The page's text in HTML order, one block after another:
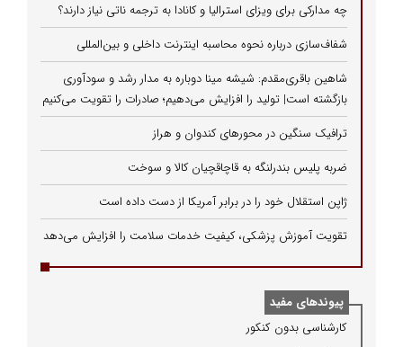
چه مدارکی برای ویزای استرالیا و کانادا به ترجمه ناتی نیاز دارند؟
شفاف‌سازی درباره نحوه محاسبه اینترنت داخلی و بین‌المللی
شاهین باقری‌مقدم: شیشه مینا دوباره به مدار رشد و سودآوری
بازگشته است| تولید را افزایش می‌دهیم؛ صادرات را تقویت می‌کنیم
ترافیک سنگین در محورهای کندوان و هراز
ضربه پلیس بندرلنگه به قاچاقچیان کالا و سوخت
ژاپن استقلال خود را در برابر آمریکا از دست داده است
تقویت آموزش پزشکی، کیفیت خدمات سلامت را افزایش می‌دهد
پیوندهای مفید
كارشناسی بدون كنكور